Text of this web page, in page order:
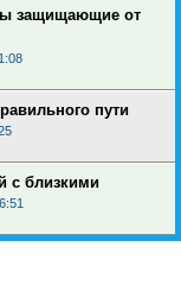
защищающие от
пути
с близкими